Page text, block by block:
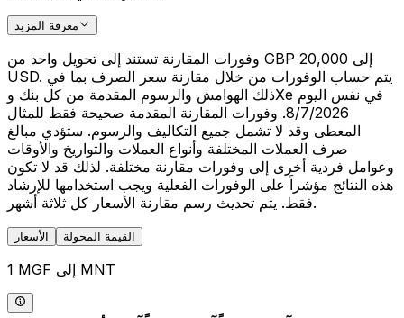
معرفة المزيد
وفورات المقارنة تستند إلى تحويل واحد من GBP 20,000 إلى
USD. يتم حساب الوفورات من خلال مقارنة سعر الصرف بما في
ذلك الهوامش والرسوم المقدمة من كل بنك وXe في نفس اليوم
8/7/2026. وفورات المقارنة المقدمة صحيحة فقط للمثال
المعطى وقد لا تشمل جميع التكاليف والرسوم. ستؤدي مبالغ
صرف العملات المختلفة وأنواع العملات والتواريخ والأوقات
وعوامل فردية أخرى إلى وفورات مقارنة مختلفة. لذلك قد لا تكون
هذه النتائج مؤشراً على الوفورات الفعلية ويجب استخدامها للإرشاد
فقط. يتم تحديث رسم مقارنة الأسعار كل ثلاثة أشهر.
الأسعار القيمة المحولة
1 MGF إلى MNT